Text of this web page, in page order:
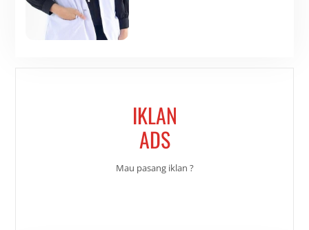
IKLAN
ADS
Mau pasang iklan ?